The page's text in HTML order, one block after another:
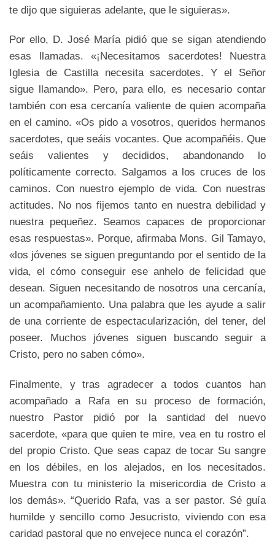
te dijo que siguieras adelante, que le siguieras».
Por ello, D. José María pidió que se sigan atendiendo
esas llamadas. «¡Necesitamos sacerdotes! Nuestra
Iglesia de Castilla necesita sacerdotes. Y el Señor
sigue llamando». Pero, para ello, es necesario contar
también con esa cercanía valiente de quien acompaña
en el camino. «Os pido a vosotros, queridos hermanos
sacerdotes, que seáis vocantes. Que acompañéis. Que
seáis valientes y decididos, abandonando lo
políticamente correcto. Salgamos a los cruces de los
caminos. Con nuestro ejemplo de vida. Con nuestras
actitudes. No nos fijemos tanto en nuestra debilidad y
nuestra pequeñez. Seamos capaces de proporcionar
esas respuestas». Porque, afirmaba Mons. Gil Tamayo,
«los jóvenes se siguen preguntando por el sentido de la
vida, el cómo conseguir ese anhelo de felicidad que
desean. Siguen necesitando de nosotros una cercanía,
un acompañamiento. Una palabra que les ayude a salir
de una corriente de espectacularización, del tener, del
poseer. Muchos jóvenes siguen buscando seguir a
Cristo, pero no saben cómo».
Finalmente, y tras agradecer a todos cuantos han
acompañado a Rafa en su proceso de formación,
nuestro Pastor pidió por la santidad del nuevo
sacerdote, «para que quien te mire, vea en tu rostro el
del propio Cristo. Que seas capaz de tocar Su sangre
en los débiles, en los alejados, en los necesitados.
Muestra con tu ministerio la misericordia de Cristo a
los demás». “Querido Rafa, vas a ser pastor. Sé guía
humilde y sencillo como Jesucristo, viviendo con esa
caridad pastoral que no envejece nunca el corazón”.